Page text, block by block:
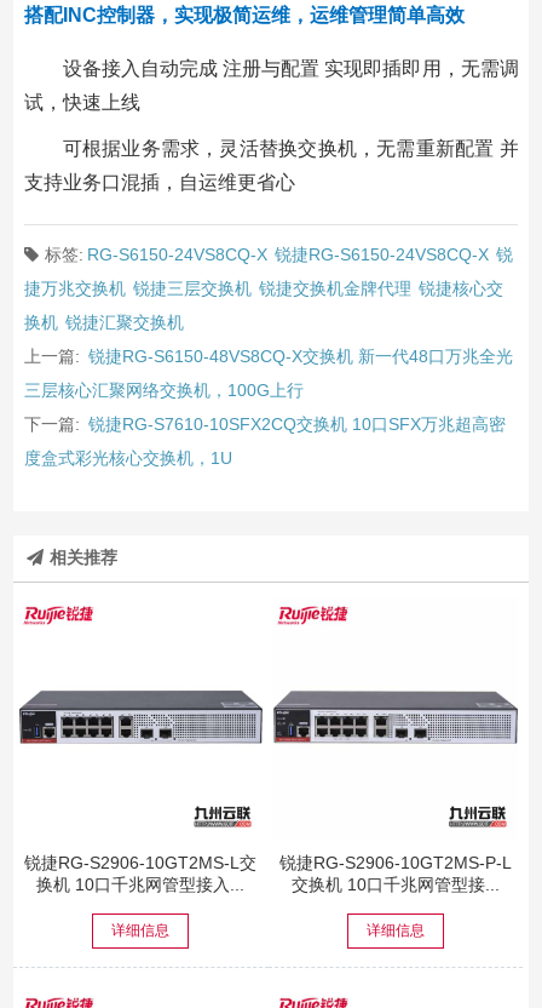
搭配INC控制器，实现极简运维，运维管理简单高效
设备接入自动完成 注册与配置 实现即插即用，无需调
试，快速上线
可根据业务需求，灵活替换交换机，无需重新配置 并
支持业务口混插，自运维更省心
标签: RG-S6150-24VS8CQ-X 锐捷RG-S6150-24VS8CQ-X 锐
捷万兆交换机 锐捷三层交换机 锐捷交换机金牌代理 锐捷核心交
换机 锐捷汇聚交换机
上一篇: 锐捷RG-S6150-48VS8CQ-X交换机 新一代48口万兆全光
三层核心汇聚网络交换机，100G上行
下一篇: 锐捷RG-S7610-10SFX2CQ交换机 10口SFX万兆超高密
度盒式彩光核心交换机，1U
相关推荐
锐捷RG-S2906-10GT2MS-L交
换机 10口千兆网管型接入...
详细信息
锐捷RG-S2906-10GT2MS-P-L
交换机 10口千兆网管型接...
详细信息